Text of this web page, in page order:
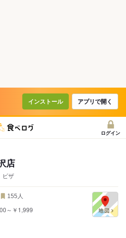
インストール アプリで開く
ログイン
店
ピザ
155 人
～￥1,999